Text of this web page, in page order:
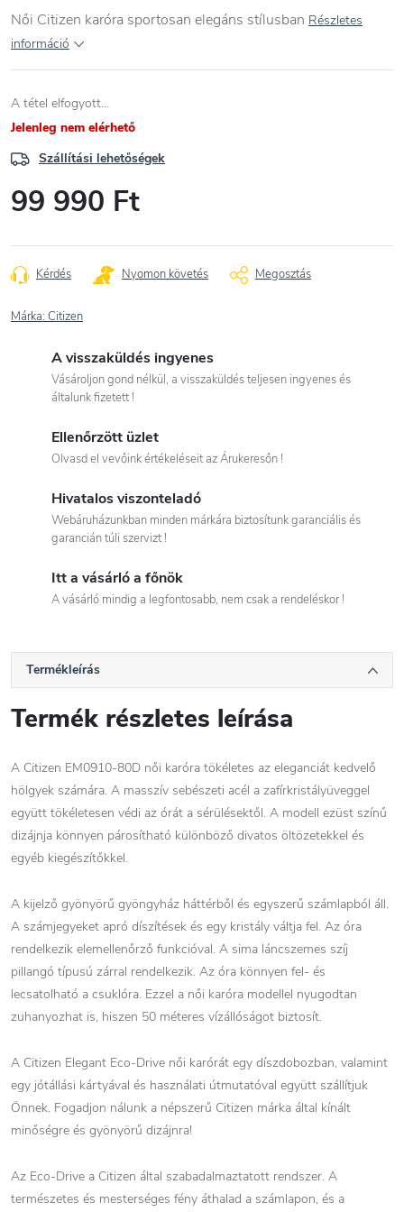
Női Citizen karóra sportosan elegáns stílusban Részletes
információ
A tétel elfogyott…
Jelenleg nem elérhető
Szállítási lehetőségek
99 990 Ft
Kérdés Nyomon követés Megosztás
Márka: Citizen
A visszaküldés ingyenes
Vásároljon gond nélkül, a visszaküldés teljesen ingyenes és
általunk fizetett !
Ellenőrzött üzlet
Olvasd el vevőink értékeléseit az Árukeresőn !
Hivatalos viszonteladó
Webáruházunkban minden márkára biztosítunk garanciális és
garancián túli szervizt !
Itt a vásárló a főnök
A vásárló mindig a legfontosabb, nem csak a rendeléskor !
Termékleírás
Termék részletes leírása
A Citizen EM0910-80D női karóra tökéletes az eleganciát kedvelő
hölgyek számára. A masszív sebészeti acél a zafírkristályüveggel
együtt tökéletesen védi az órát a sérülésektől. A modell ezüst színű
dizájnja könnyen párosítható különböző divatos öltözetekkel és
egyéb kiegészítőkkel.
A kijelző gyönyörű gyöngyház háttérből és egyszerű számlapból áll.
A számjegyeket apró díszítések és egy kristály váltja fel. Az óra
rendelkezik elemellenőrző funkcióval. A sima láncszemes szíj
pillangó típusú zárral rendelkezik. Az óra könnyen fel- és
lecsatolható a csuklóra. Ezzel a női karóra modellel nyugodtan
zuhanyozhat is, hiszen 50 méteres vízállóságot biztosít.
A Citizen Elegant Eco-Drive női karórát egy díszdobozban, valamint
egy jótállási kártyával és használati útmutatóval együtt szállítjuk
Önnek. Fogadjon nálunk a népszerű Citizen márka által kínált
minőségre és gyönyörű dizájnra!
Az Eco-Drive a Citizen által szabadalmaztatott rendszer. A
természetes és mesterséges fény áthalad a számlapon, és a